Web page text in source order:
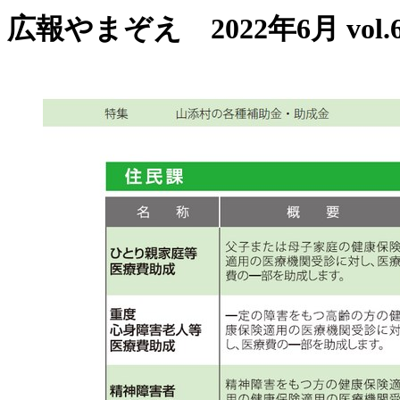
広報やまぞえ 2022年6月